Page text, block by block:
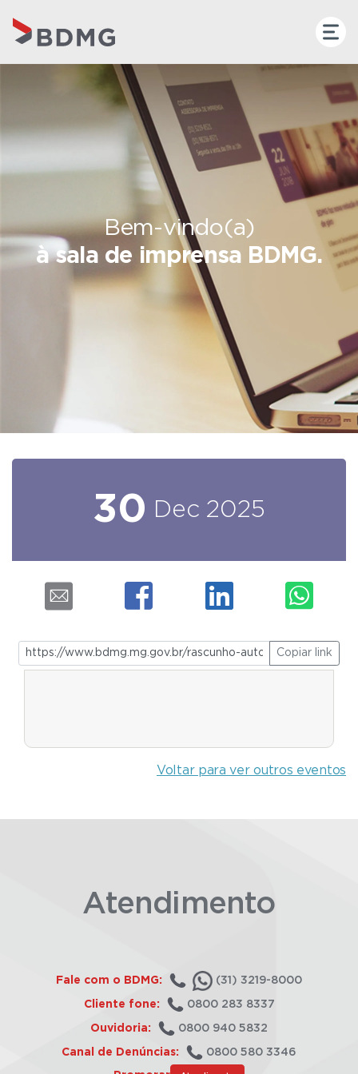
Bem-vindo(a)
à sala de imprensa BDMG.
30 Dec 2025
Copiar link
Voltar para ver outros eventos
Atendimento
Fale com o BDMG: (31) 3219-8000
Cliente fone: 0800 283 8337
Ouvidoria: 0800 940 5832
Canal de Denúncias: 0800 580 3346